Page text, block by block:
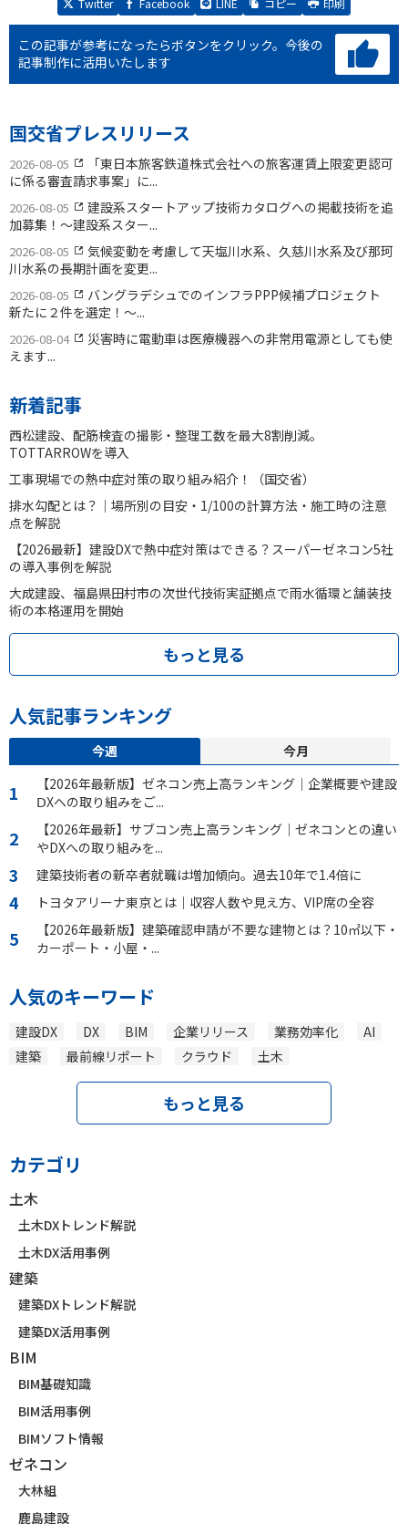
この記事が参考になったらボタンをクリック。 今後の
記事制作に活用いたします
国交省プレスリリース
2026-08-05
「東日本旅客鉄道株式会社への旅客運賃上限変更認可
に係る審査請求事案」に...
2026-08-05
建設系スタートアップ技術カタログへの掲載技術を追
加募集！〜建設系スター...
2026-08-05
気候変動を考慮して天塩川水系、久慈川水系及び那珂
川水系の長期計画を変更...
2026-08-05
バングラデシュでのインフラPPP候補プロジェクト
新たに２件を選定！〜...
2026-08-04
災害時に電動車は医療機器への非常用電源としても使
えます...
新着記事
西松建設、配筋検査の撮影・整理工数を最大8割削減。
TOTTARROWを導入
工事現場での熱中症対策の取り組み紹介！（国交省）
排水勾配とは？｜場所別の目安・1/100の計算方法・施工時の注意
点を解説
【2026最新】建設DXで熱中症対策はできる？スーパーゼネコン5社
の導入事例を解説
大成建設、福島県田村市の次世代技術実証拠点で雨水循環と舗装技
術の本格運用を開始
もっと見る
人気記事ランキング
今週
今月
【2026年最新版】ゼネコン売上高ランキング｜企業概要や建設
ⅮXへの取り組みをご...
【2026年最新】サブコン売上高ランキング｜ゼネコンとの違い
やDXへの取り組みを...
建築技術者の新卒者就職は増加傾向。過去10年で1.4倍に
トヨタアリーナ東京とは｜収容人数や見え方、VIP席の全容
【2026年最新版】建築確認申請が不要な建物とは？10㎡以下・
カーポート・小屋・...
人気のキーワード
建設DX DX BIM 企業リリース 業務効率化
AI
建築
最前線リポート クラウド 土木
もっと見る
カテゴリ
土木
土木DXトレンド解説
土木DX活用事例
建築
建築DXトレンド解説
建築DX活用事例
BIM
BIM基礎知識
BIM活用事例
BIMソフト情報
ゼネコン
大林組
鹿島建設